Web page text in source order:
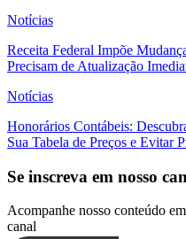
Notícias
Receita Federal Impõe
Precisam de Atualização
Notícias
Honorários Contábeis:
Sua Tabela de Preços e Evitar
Se inscreva em nosso
Acompanhe nosso conteúdo
canal